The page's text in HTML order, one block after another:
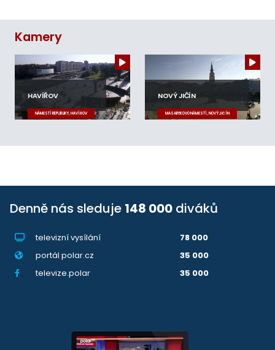
Kamery
HAVÍŘOV
NÁMĚSTÍ REPUBLIKY, HAVÍŘOV
NOVÝ JIČÍN
MASARYKOVO NÁMĚSTÍ, NOVÝ JIČÍN
Denně nás sleduje 148 000 diváků
televizní vysílání
78 000
portál polar.cz
35 000
televize.polar
35 000